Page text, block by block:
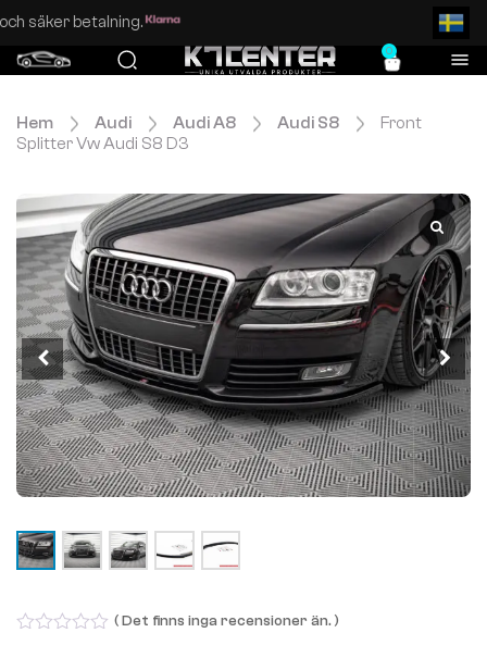
Enkel och säker betalning.
0
Hem Audi Audi A8 Audi S8
Front
Splitter Vw Audi S8 D3
( Det finns inga recensioner än. )